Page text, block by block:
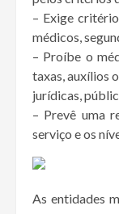
– Exige
médicos,
– Proíbe o
taxas, auxílios
jurídicas,
– Prevê uma
serviço e os
As entidades